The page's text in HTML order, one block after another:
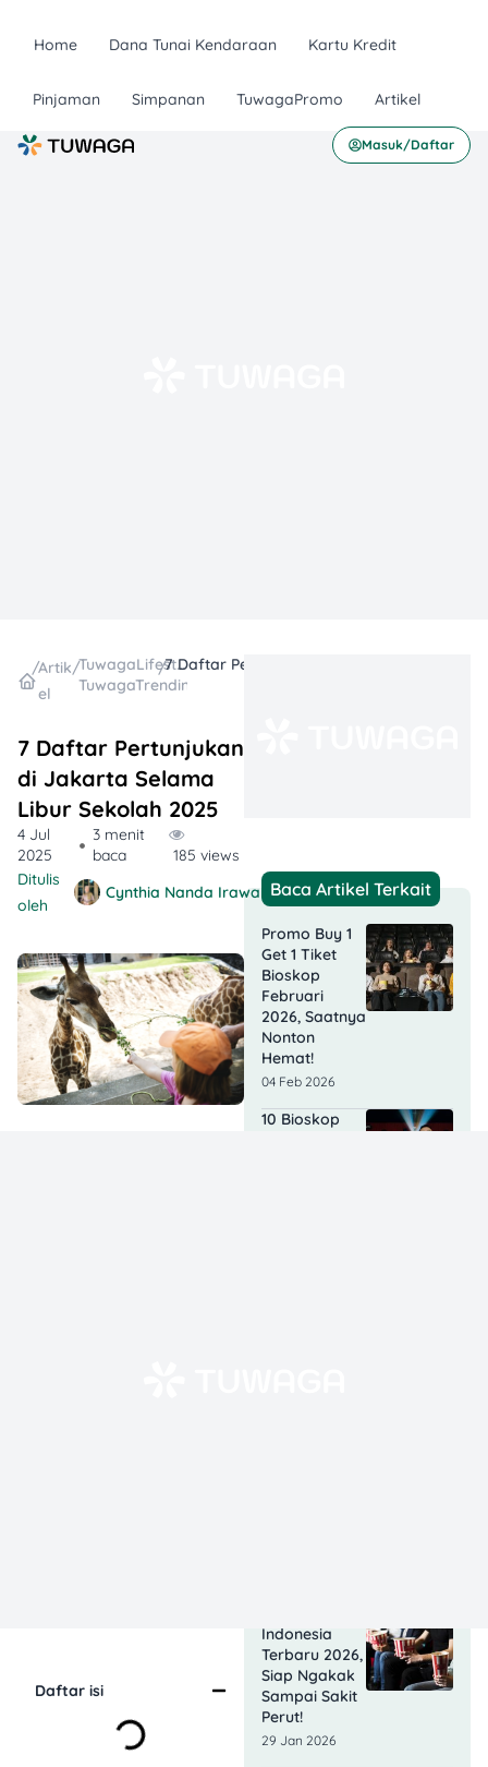
Home Dana Tunai Kendaraan Kartu Kredit
Pinjaman Simpanan TuwagaPromo Artikel
Masuk/Daftar
/Artik
el
/
TuwagaLifestyle
TuwagaTrending
/
7 Daftar Pertunjukan
di Jakarta Selama
Libur Sekolah 2025
4 Jul
2025
3 menit
baca
185 views
Ditulis
oleh
Cynthia Nanda Irawan
Daftar isi
Baca Artikel Terkait
Promo Buy 1
Get 1 Tiket
Bioskop
Februari
2026, Saatnya
Nonton
Hemat!
04 Feb 2026
10 Bioskop
Indonesia
Terbaru 2026,
Siap Ngakak
Sampai Sakit
Perut!
29 Jan 2026